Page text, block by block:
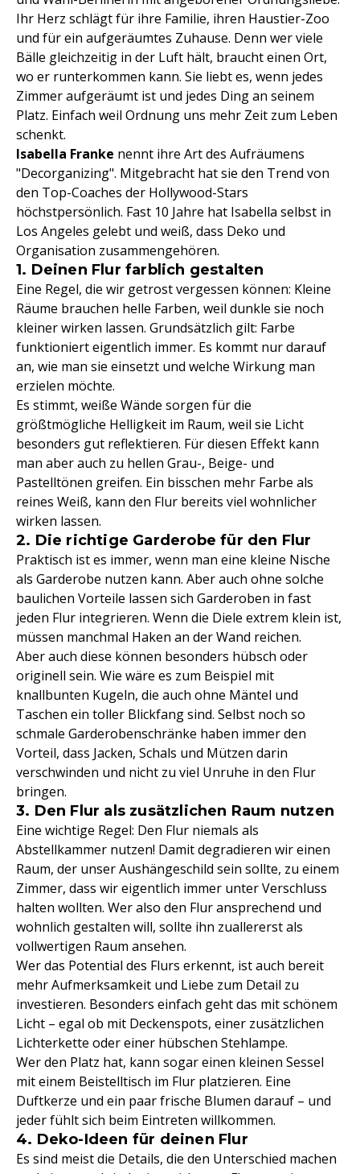
Ihr Herz schlägt für ihre Familie, ihren Haustier-Zoo
und für ein aufgeräumtes Zuhause. Denn wer viele
Bälle gleichzeitig in der Luft hält, braucht einen Ort,
wo er runterkommen kann. Sie liebt es, wenn jedes
Zimmer aufgeräumt ist und jedes Ding an seinem
Platz. Einfach weil Ordnung uns mehr Zeit zum Leben
schenkt.
Isabella Franke nennt ihre Art des Aufräumens
"Decorganizing". Mitgebracht hat sie den Trend von
den Top-Coaches der Hollywood-Stars
höchstpersönlich. Fast 10 Jahre hat Isabella selbst in
Los Angeles gelebt und weiß, dass Deko und
Organisation zusammengehören.
1. Deinen Flur farblich gestalten
Eine Regel, die wir getrost vergessen können: Kleine
Räume brauchen helle Farben, weil dunkle sie noch
kleiner wirken lassen. Grundsätzlich gilt: Farbe
funktioniert eigentlich immer. Es kommt nur darauf
an, wie man sie einsetzt und welche Wirkung man
erzielen möchte.
Es stimmt, weiße Wände sorgen für die
größtmögliche Helligkeit im Raum, weil sie Licht
besonders gut reflektieren. Für diesen Effekt kann
man aber auch zu hellen Grau-, Beige- und
Pastelltönen greifen. Ein bisschen mehr Farbe als
reines Weiß, kann den Flur bereits viel wohnlicher
wirken lassen.
2. Die richtige Garderobe für den Flur
Praktisch ist es immer, wenn man eine kleine Nische
als Garderobe nutzen kann. Aber auch ohne solche
baulichen Vorteile lassen sich Garderoben in fast
jeden Flur integrieren. Wenn die Diele extrem klein ist,
müssen manchmal Haken an der Wand reichen.
Aber auch diese können besonders hübsch oder
originell sein. Wie wäre es zum Beispiel mit
knallbunten Kugeln, die auch ohne Mäntel und
Taschen ein toller Blickfang sind. Selbst noch so
schmale Garderobenschränke haben immer den
Vorteil, dass Jacken, Schals und Mützen darin
verschwinden und nicht zu viel Unruhe in den Flur
bringen.
3. Den Flur als zusätzlichen Raum nutzen
Eine wichtige Regel: Den Flur niemals als
Abstellkammer nutzen! Damit degradieren wir einen
Raum, der unser Aushängeschild sein sollte, zu einem
Zimmer, dass wir eigentlich immer unter Verschluss
halten wollten. Wer also den Flur ansprechend und
wohnlich gestalten will, sollte ihn zuallererst als
vollwertigen Raum ansehen.
Wer das Potential des Flurs erkennt, ist auch bereit
mehr Aufmerksamkeit und Liebe zum Detail zu
investieren. Besonders einfach geht das mit schönem
Licht – egal ob mit Deckenspots, einer zusätzlichen
Lichterkette oder einer hübschen Stehlampe.
Wer den Platz hat, kann sogar einen kleinen Sessel
mit einem Beistelltisch im Flur platzieren. Eine
Duftkerze und ein paar frische Blumen darauf – und
jeder fühlt sich beim Eintreten willkommen.
4. Deko-Ideen für deinen Flur
Es sind meist die Details, die den Unterschied machen